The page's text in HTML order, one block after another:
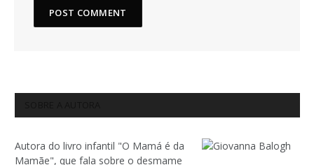
Autora do livro infantil "O Mamá é da
Mamãe", que fala sobre o desmame